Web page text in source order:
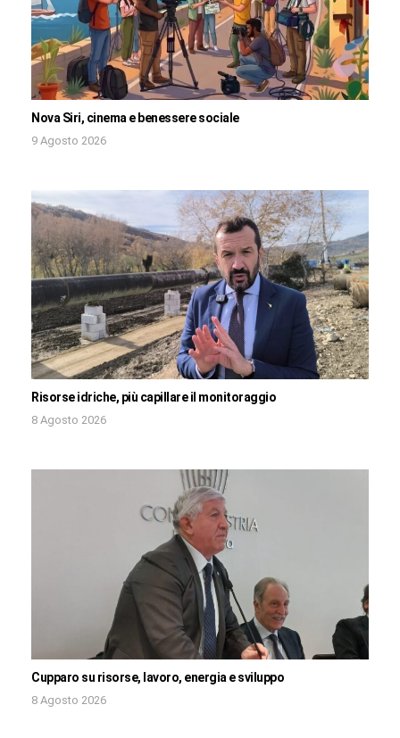
Nova Siri, cinema e benessere sociale
9 Agosto 2026
Risorse idriche, più capillare il monitoraggio
8 Agosto 2026
Cupparo su risorse, lavoro, energia e sviluppo
8 Agosto 2026